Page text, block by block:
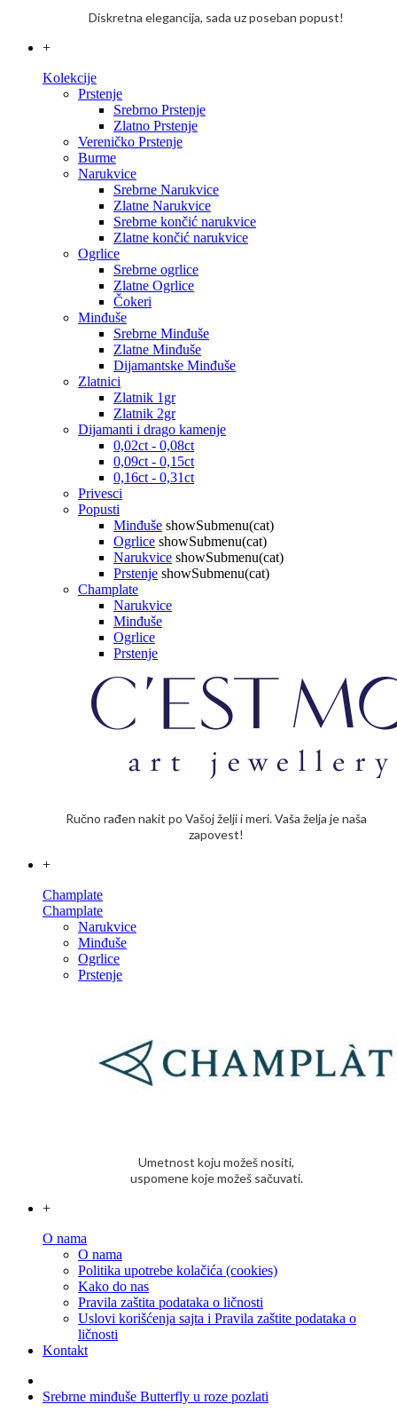
Diskretna elegancija, sada uz poseban popust!
+
Kolekcije
Prstenje
Srebrno Prstenje
Zlatno Prstenje
Vereničko Prstenje
Burme
Narukvice
Srebrne Narukvice
Zlatne Narukvice
Srebrne končić narukvice
Zlatne končić narukvice
Ogrlice
Srebrne ogrlice
Zlatne Ogrlice
Čokeri
Minđuše
Srebrne Minđuše
Zlatne Minđuše
Dijamantske Minđuše
Zlatnici
Zlatnik 1gr
Zlatnik 2gr
Dijamanti i drago kamenje
0,02ct - 0,08ct
0,09ct - 0,15ct
0,16ct - 0,31ct
Privesci
Popusti
Minđuše showSubmenu(cat)
Ogrlice showSubmenu(cat)
Narukvice showSubmenu(cat)
Prstenje showSubmenu(cat)
Champlate
Narukvice
Minđuše
Ogrlice
Prstenje
Ručno rađen nakit po Vašoj želji i meri. Vaša želja je naša
zapovest!
+
Champlate
Champlate
Narukvice
Minđuše
Ogrlice
Prstenje
Umetnost koju možeš nositi,
uspomene koje možeš sačuvati.
+
O nama
O nama
Politika upotrebe kolačića (cookies)
Kako do nas
Pravila zaštita podataka o ličnosti
Uslovi korišćenja sajta i Pravila zaštite podataka o
ličnosti
Kontakt
Srebrne minđuše Butterfly u roze pozlati